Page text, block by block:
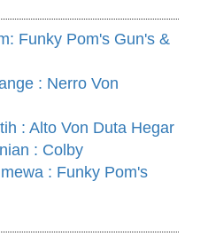
Funky Pom's Gun's &
: Nerro Von
: Alto Von Duta Hegar
: Colby
: Funky Pom's